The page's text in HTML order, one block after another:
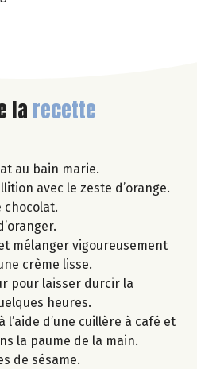
larecette
au bain marie.
avec le zeste d’orange.
chocolat.
mélanger vigoureusement
crème lisse.
pour laisser durcir la
heures.
d’une cuillère à café et
la paume de la main.
de sésame.